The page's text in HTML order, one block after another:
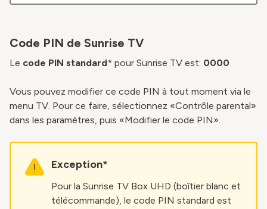
Code PIN de Sunrise TV
Le code PIN standard* pour Sunrise TV est: 0000
Vous pouvez modifier ce code PIN à tout moment via le
menu TV. Pour ce faire, sélectionnez «Contrôle parental»
dans les paramètres, puis «Modifier le code PIN».
Exception*
Pour la Sunrise TV Box UHD (boîtier blanc et
télécommande), le code PIN standard est